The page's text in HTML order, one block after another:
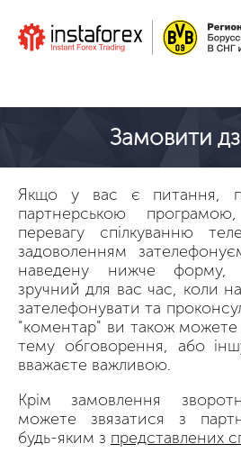
Замовити
Якщо у вас є питання,
партнерською
перевагу спілкуванню
задоволенням
наведену нижче форму,
зручний для вас час, коли
зателефонувати та
"коментар" ви також можете
тему обговорення, або
вважаєте важливою.
Крім замовлення
можете звязатися з
будь-яким з представлених